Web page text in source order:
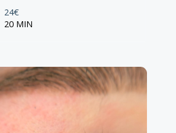
24€
20 MIN